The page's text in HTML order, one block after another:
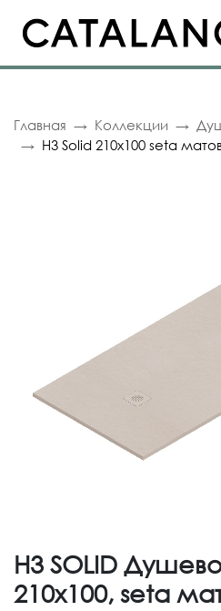
Главная Коллекции
H3 Solid 210x100 seta
H3 SOLID
210x100, seta